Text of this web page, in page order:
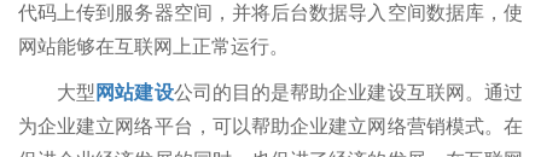
代码上传到服务器空间，并将后台数据导入空间数据库，使
网站能够在互联网上正常运行。
大型 网站建设公司的目的是帮助企业建设互联网。通过
为企业建立网络平台，可以帮助企业建立网络营销模式。在